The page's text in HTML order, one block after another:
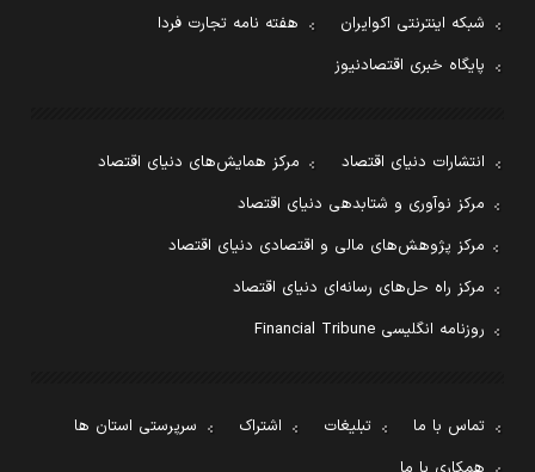
شبکه اینترنتی اکوایران
هفته نامه تجارت فردا
پایگاه خبری اقتصادنیوز
انتشارات دنیای اقتصاد
مرکز همایش‌های دنیای اقتصاد
مرکز نوآوری و شتابدهی دنیای اقتصاد
مرکز پژوهش‌های مالی و اقتصادی دنیای اقتصاد
مرکز راه حل‌های رسانه‌ای دنیای اقتصاد
روزنامه انگلیسی Financial Tribune
تماس با ما تبلیغات اشتراک
سرپرستی استان ها